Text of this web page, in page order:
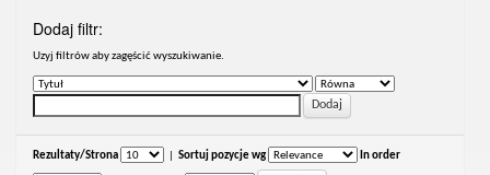
Dodaj filtr:
Uzyj filtrów aby zagęścić wyszukiwanie.
Rezultaty/Strona Sortuj pozycje wg In order